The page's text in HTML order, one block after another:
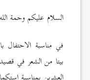
السلام عليكم وحمة
في مناسبة الاحتفال
بيتا من الشعر في